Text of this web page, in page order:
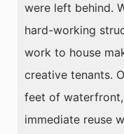
were left behind.
hard-working
work to house
creative tenants.
feet of
immediate reuse